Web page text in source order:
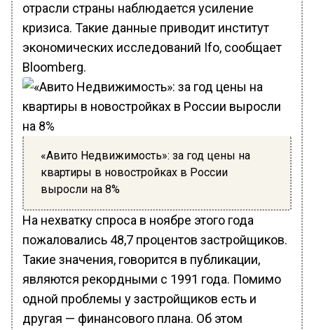
отрасли страны наблюдается усиление
кризиса. Такие данные приводит институт
экономических исследований Ifo, сообщает
Bloomberg.
«Авито Недвижимость»: за год цены на
квартиры в новостройках в России
выросли на 8%
На нехватку спроса в ноябре этого года
пожаловались 48,7 процентов застройщиков.
Такие значения, говорится в публикации,
являются рекордными с 1991 года. Помимо
одной проблемы у застройщиков есть и
другая — финансового плана. Об этом